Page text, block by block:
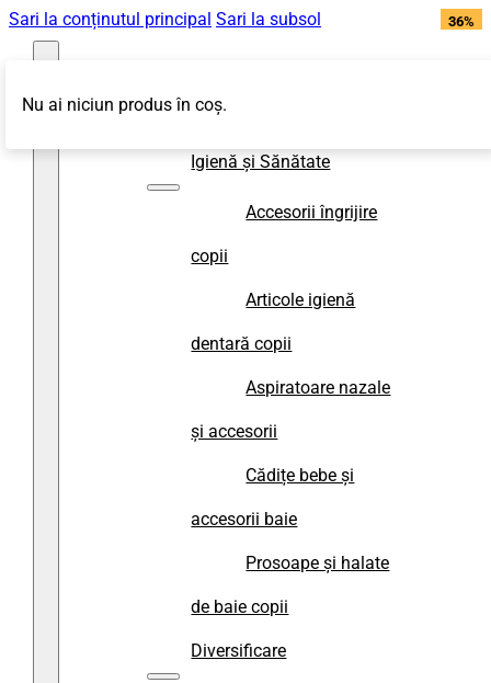
Sari la conținutul principal Sari la subsol
Igienă și Sănătate
Accesorii îngrijire
copii
Articole igienă
dentară copii
Aspiratoare nazale
și accesorii
Cădițe bebe și
accesorii baie
Prosoape și halate
de baie copii
Diversificare
Nu ai niciun produs în coș.
36%